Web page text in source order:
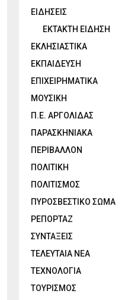
ΕΙΔΗΣΕΙΣ
ΕΚΤΑΚΤΗ ΕΙΔΗΣΗ
ΕΚΛΗΣΙΑΣΤΙΚΑ
ΕΚΠΑΙΔΕΥΣΗ
ΕΠΙΧΕΙΡΗΜΑΤΙΚΑ
ΜΟΥΣΙΚΗ
Π.Ε. ΑΡΓΟΛΙΔΑΣ
ΠΑΡΑΣΚΗΝΙΑΚΑ
ΠΕΡΙΒΑΛΛΟΝ
ΠΟΛΙΤΙΚΗ
ΠΟΛΙΤΙΣΜΟΣ
ΠΥΡΟΣΒΕΣΤΙΚΟ ΣΩΜΑ
ΡΕΠΟΡΤΑΖ
ΣΥΝΤΑΞΕΙΣ
ΤΕΛΕΥΤΑΙΑ ΝΕΑ
ΤΕΧΝΟΛΟΓΙΑ
ΤΟΥΡΙΣΜΟΣ